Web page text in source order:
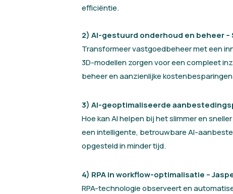
efficiëntie.
2) AI-gestuurd onderhoud en beheer –
Transformeer vastgoedbeheer met een
3D-modellen zorgen voor een compleet
beheer en aanzienlijke
3) AI-geoptimaliseerde
Hoe kan AI helpen bij het slimmer en
een intelligente, betrouwbare AI-
opgesteld in minder tijd.
4) RPA in workflow-optimalisatie –
RPA-technologie observeert en